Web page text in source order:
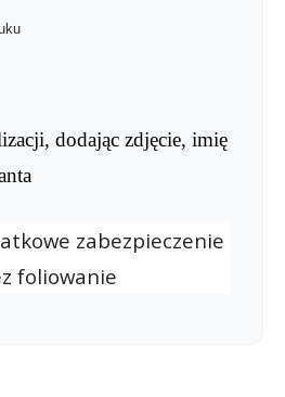
dodając zdjęcie, imię
zabezpieczenie
foliowanie